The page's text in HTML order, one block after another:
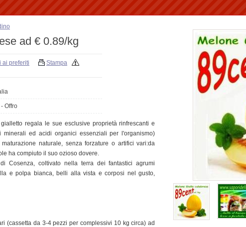
ad € 0.89/kg
ai preferiti
Stampa
Offro
regala le sue esclusive proprietà rinfrescanti e
minerali ed acidi organici essenziali per l'organismo)
naturale, senza forzature o artifici vari:da
ha compiuto il suo ozioso dovere.
Cosenza, coltivato nella terra dei fantastici agrumi
e polpa bianca, belli alla vista e corposi nel gusto,
(cassetta da 3-4 pezzi per complessivi 10 kg circa) ad